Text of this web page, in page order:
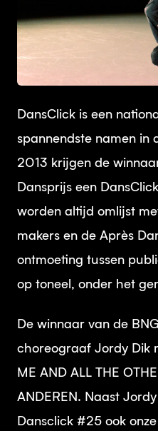
DansClick is een
spannendste namen in
2013 krijgen de
Dansprijs een
worden altijd omlijst
makers en de Après
ontmoeting tussen
op toneel, onder het
De winnaar van de
choreograaf Jordy Dik
ME AND ALL THE
ANDEREN. Naast
Dansclick #25 ook